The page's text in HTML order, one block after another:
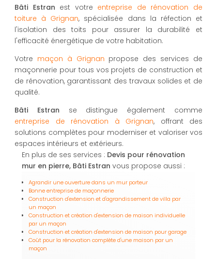
Bâti Estran est votre entreprise de rénovation de
toiture à Grignan, spécialisée dans la réfection et
l'isolation des toits pour assurer la durabilité et
l'efficacité énergétique de votre habitation.
Votre maçon à Grignan propose des services de
maçonnerie pour tous vos projets de construction et
de rénovation, garantissant des travaux solides et de
qualité.
Bâti Estran se distingue également comme
entreprise de rénovation à Grignan, offrant des
solutions complètes pour moderniser et valoriser vos
espaces intérieurs et extérieurs.
En plus de ses services : Devis pour rénovation
mur en pierre, Bâti Estran vous propose aussi :
Agrandir une ouverture dans un mur porteur
Bonne entreprise de maçonnerie
Construction d'extension et d'agrandissement de villa par
un maçon
Construction et création d'extension de maison individuelle
par un maçon
Construction et création d'extension de maison pour garage
Coût pour la rénovation complète d'une maison par un
maçon